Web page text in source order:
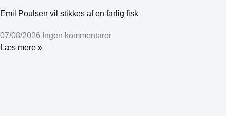
Emil Poulsen vil stikkes af en farlig fisk
07/08/2026 Ingen kommentarer
Læs mere »